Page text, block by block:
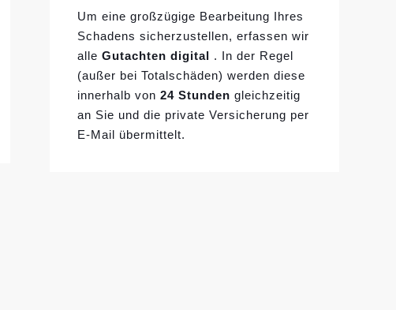
Um eine großzügige Bearbeitung Ihres
Schadens sicherzustellen, erfassen wir
alleGutachten digital
. In der Regel
(außer bei Totalschäden) werden diese
innerhalb von24 Stunden gleichzeitig
an Sie und die private Versicherung per
E-Mail übermittelt.